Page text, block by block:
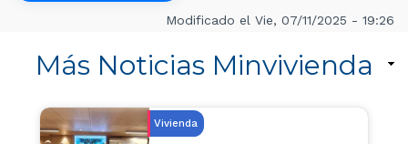
Modificado el Vie, 07/11/2025 - 19:26
Más Noticias Minvivienda
Vivienda